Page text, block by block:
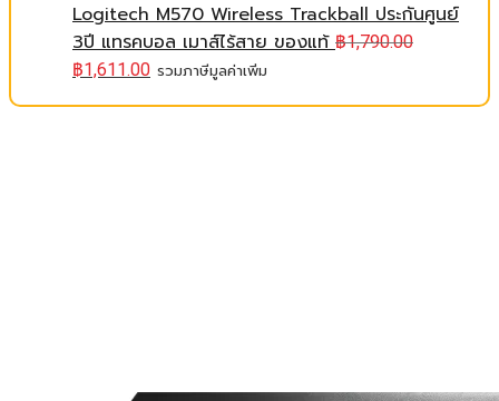
Logitech M570 Wireless Trackball ประกันศูนย์
3ปี แทรคบอล เมาส์ไร้สาย ของแท้ ฿1,790.00
฿1,611.00 รวมภาษีมูลค่าเพิ่ม